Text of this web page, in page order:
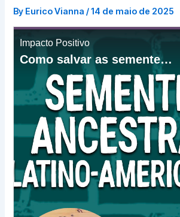
By Eurico Vianna /14 de maio de 2025